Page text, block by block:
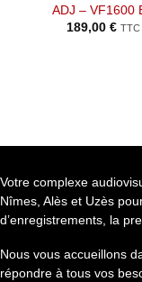
ADJ – VF1600
189,00 € TTC
Votre complexe
Nîmes, Alès et Uzès
d’enregistrements, la
Nous vous accueillons
répondre à tous vos